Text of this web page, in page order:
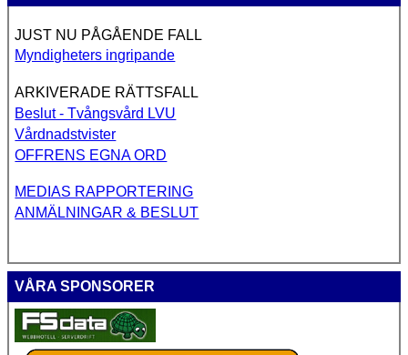
JUST NU PÅGÅENDE FALL
Myndigheters ingripande
ARKIVERADE RÄTTSFALL
Beslut - Tvångsvård LVU
Vårdnadstvister
OFFRENS EGNA ORD
MEDIAS RAPPORTERING
ANMÄLNINGAR & BESLUT
VÅRA SPONSORER